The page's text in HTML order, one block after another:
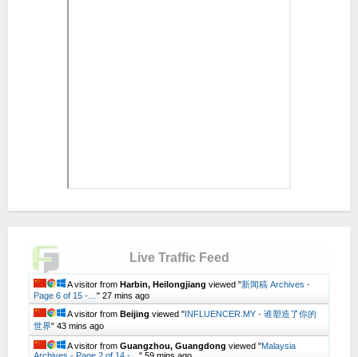
Live Traffic Feed
A visitor from Harbin, Heilongjiang viewed "新闻稿 Archives -
Page 6 of 15 -… " 27 mins ago
A visitor from Beijing viewed "INFLUENCER.MY - 谁塑造了你的
世界" 43 mins ago
A visitor from Guangzhou, Guangdong viewed "Malaysia